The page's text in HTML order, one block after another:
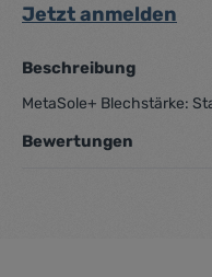
Jetzt anmelden
Beschreibung
MetaSole+ Blechstärke:
Bewertungen